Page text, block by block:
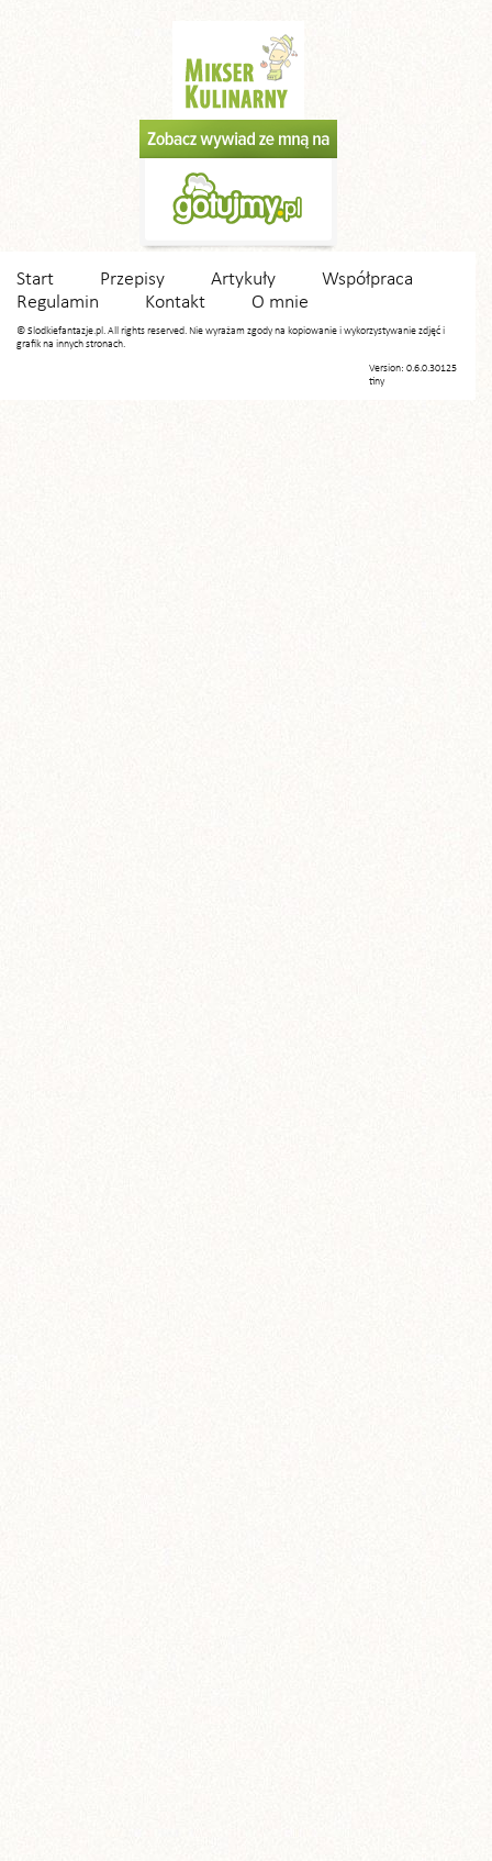
Start Przepisy Artykuły
Współpraca
Regulamin
Kontakt O mnie
© Slodkiefantazje.pl. All rights reserved. Nie wyrażam zgody na kopiowanie i wykorzystywanie zdjęć i
grafik na innych stronach.
Version: 0.6.0.30125
tiny